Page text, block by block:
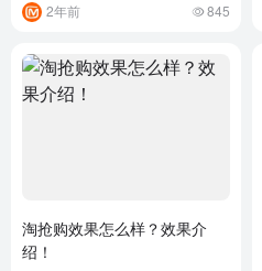
2年前 845
淘抢购效果怎么样？效果介
绍！